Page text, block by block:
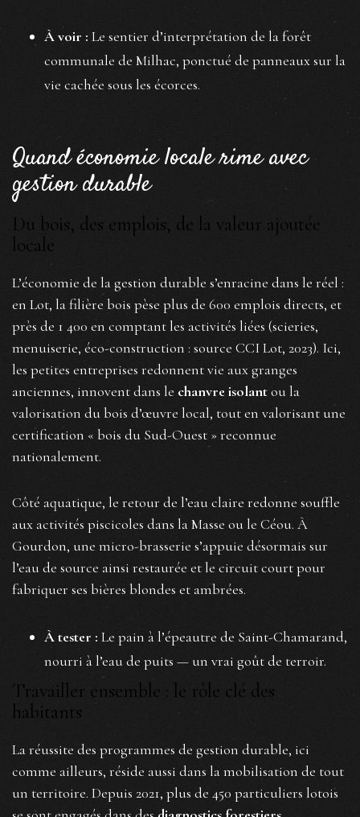
À voir : Le sentier d’interprétation de la forêt
communale de Milhac, ponctué de panneaux sur la
vie cachée sous les écorces.
Quand économie locale rime avec
gestion durable
Du bois, des emplois, de la valeur ajoutée
locale
L’économie de la gestion durable s’enracine dans le réel :
en Lot, la filière bois pèse plus de 600 emplois directs, et
près de 1 400 en comptant les activités liées (scieries,
menuiserie, éco-construction : source CCI Lot, 2023). Ici,
les petites entreprises redonnent vie aux granges
anciennes, innovent dans le chanvre isolantou la
valorisation du bois d’œuvre local, tout en valorisant une
certification « bois du Sud-Ouest » reconnue
nationalement.
Côté aquatique, le retour de l’eau claire redonne souffle
aux activités piscicoles dans la Masse ou le Céou. À
Gourdon, une micro-brasserie s’appuie désormais sur
l’eau de source ainsi restaurée et le circuit court pour
fabriquer ses bières blondes et ambrées.
À tester : Le pain à l’épeautre de Saint-Chamarand,
nourri à l’eau de puits — un vrai goût de terroir.
Travailler ensemble : le rôle clé des
habitants
La réussite des programmes de gestion durable, ici
comme ailleurs, réside aussi dans la mobilisation de tout
un territoire. Depuis 2021, plus de 450 particuliers lotois